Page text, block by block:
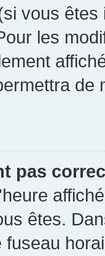
vous
les
de
pas
êtes.
fuseau